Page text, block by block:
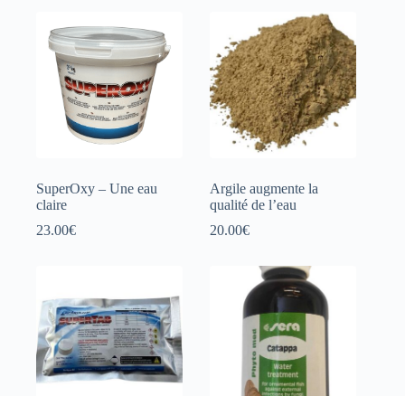
170.00€
SuperOxy – Une eau
claire
23.00€
Argile augmente la
qualité de l’eau
20.00€